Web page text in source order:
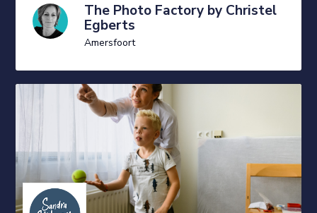
The Photo Factory by Christel
Egberts
Amersfoort